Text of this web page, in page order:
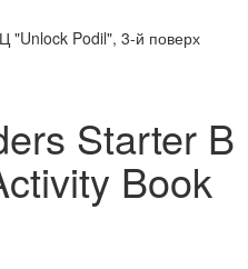
"Unlock Podil", 3-й поверх
Starter B
Book